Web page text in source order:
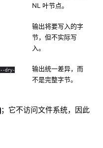
NL 叶节点。
输出将要写入的字
节，但不实际写
入。
--dry-
输出统一差异，而
不是完整字节。
；它不访问文件系统，因此